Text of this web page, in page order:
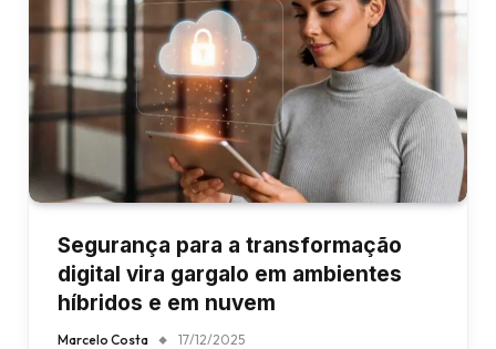
Segurança para a transformação
digital vira gargalo em ambientes
híbridos e em nuvem
Marcelo Costa 17/12/2025